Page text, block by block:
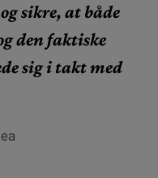
sikre, at både
den faktiske
sig i takt med